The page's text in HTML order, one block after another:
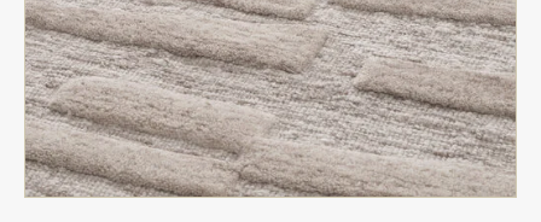
Tafel lampen draadloos
Plantenbakken
Schalen & Servies
Dozen & Juwelenboxen